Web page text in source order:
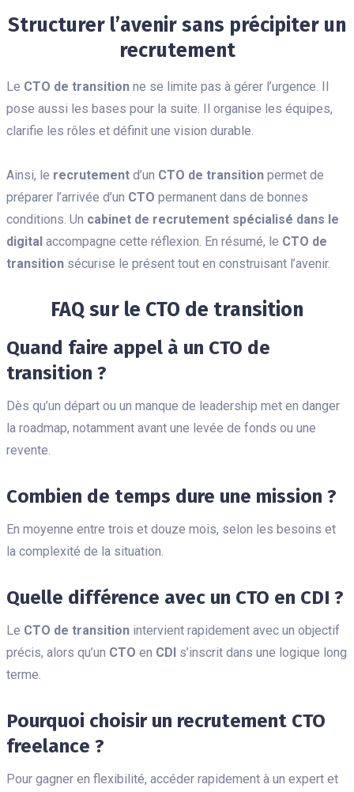
Structurer l’avenir sans précipiter un
recrutement
Le CTO de transition ne se limite pas à gérer l’urgence. Il
pose aussi les bases pour la suite. Il organise les équipes,
clarifie les rôles et définit une vision durable.
Ainsi, le recrutement d’un CTO de transition permet de
préparer l’arrivée d’un CTO permanent dans de bonnes
conditions. Un cabinet de recrutement spécialisé dans le
digital accompagne cette réflexion. En résumé, le CTO de
transition sécurise le présent tout en construisant l’avenir.
FAQ sur le CTO de transition
Quand faire appel à un CTO de
transition ?
Dès qu’un départ ou un manque de leadership met en danger
la roadmap, notamment avant une levée de fonds ou une
revente.
Combien de temps dure une mission ?
En moyenne entre trois et douze mois, selon les besoins et
la complexité de la situation.
Quelle différence avec un CTO en CDI ?
Le CTO de transition intervient rapidement avec un objectif
précis, alors qu’un CTO en CDI s’inscrit dans une logique long
terme.
Pourquoi choisir un recrutement CTO
freelance ?
Pour gagner en flexibilité, accéder rapidement à un expert et